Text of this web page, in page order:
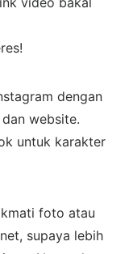
dengan
website.
untuk karakter
foto atau
supaya lebih